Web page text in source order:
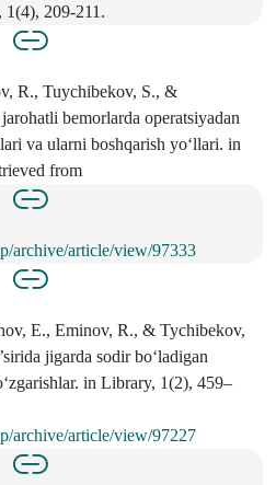
1(4), 209-211.
R., Tuychibekov, S., &
bemorlarda operatsiyadan
va ularni boshqarish yo‘llari. in
from
archive/article/view/97333
E., Eminov, R., & Tychibekov,
jigarda sodir bo‘ladigan
in Library, 1(2), 459–
archive/article/view/97227